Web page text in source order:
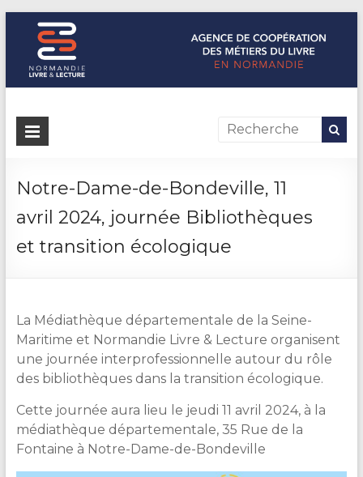
Normandie Livre & Lecture
L'agence de coopération des métiers du livre en Normandie
Notre-Dame-de-Bondeville, 11
avril 2024, journée Bibliothèques
et transition écologique
La Médiathèque départementale de la Seine-
Maritime et Normandie Livre & Lecture organisent
une journée interprofessionnelle autour du rôle
des bibliothèques dans la transition écologique.
Cette journée aura lieu le jeudi 11 avril 2024, à la
médiathèque départementale, 35 Rue de la
Fontaine à Notre-Dame-de-Bondeville